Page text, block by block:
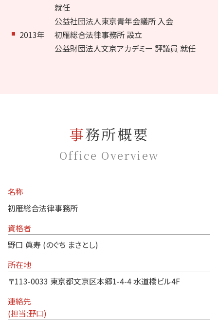
就任
公益社団法人東京青年会議所 入会
2013年
初雁総合法律事務所 設立
公益財団法人文京アカデミー 評議員 就任
事務所概要
Office Overview
名称
初雁総合法律事務所
資格者
野口 眞寿 (のぐち まさとし)
所在地
〒113-0033 東京都文京区本郷1-4-4 水道橋ビル4F
連絡先
(担当:野口)